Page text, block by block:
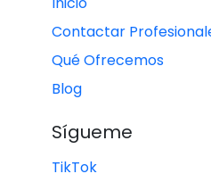
Contactar
Qué Ofrecemos
Blog
Sígueme
TikTok